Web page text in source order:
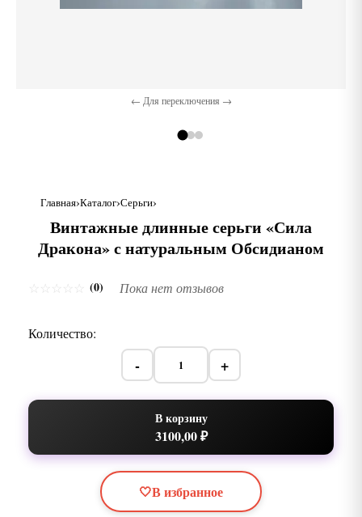
← Для переключения →
Главная Каталог Серьги
Винтажные длинные серьги «Сила
Дракона» с натуральным Обсидианом
(0) Пока нет отзывов
Количество:
- +
В корзину
3100,00 ₽
🤍В избранное